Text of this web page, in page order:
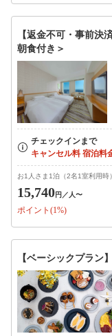
【返金不可・事前決
朝食付き＞
お1人さま1泊（2名1室利用時
15,740円 ／人〜
ポイント(1%)
【ベーシックプラン